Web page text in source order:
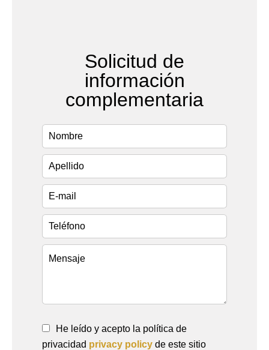
Solicitud de
información
complementaria
He leído y acepto la política de
privacidad privacy policy de este sitio